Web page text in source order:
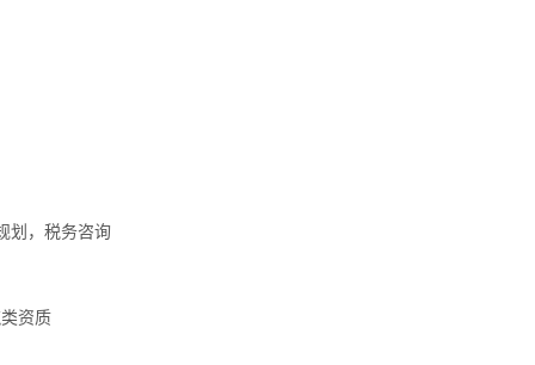
划，税务咨询
资质